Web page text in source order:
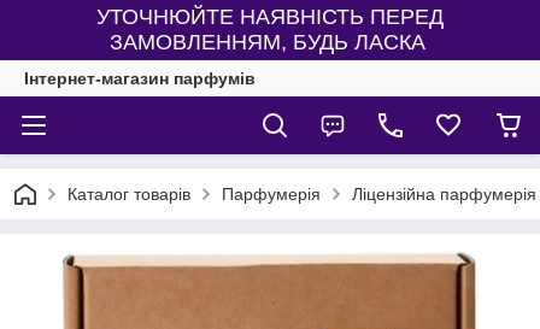
УТОЧНЮЙТЕ НАЯВНІСТЬ ПЕРЕД
ЗАМОВЛЕННЯМ, БУДЬ ЛАСКА
Інтернет-магазин парфумів
Каталог товарів Парфумерія Ліцензійна парфумерія